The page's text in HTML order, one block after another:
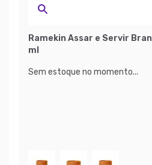
Ramekin Assar e Servir
ml
Sem estoque no momento...